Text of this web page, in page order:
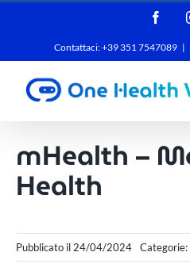
contenutoContattaci: +39 351 7547089 |
mHealth –
Health
Pubblicato il 24/04/2024 Categorie: